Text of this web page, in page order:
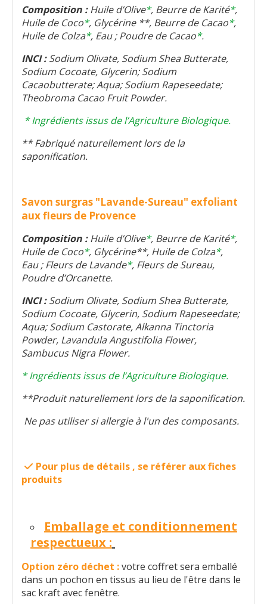
Composition :Huile d’Olive*, Beurre de Karité*,
Huile de Coco*, Glycérine **, Beurre de Cacao*,
Huile de Colza*, Eau ; Poudre de Cacao*.
INCI :Sodium Olivate, Sodium Shea Butterate,
Sodium Cocoate, Glycerin; Sodium
Cacaobutterate; Aqua; Sodium Rapeseedate;
Theobroma Cacao Fruit Powder.
* Ingrédients issus de l’Agriculture Biologique.
** Fabriqué naturellement lors de la
saponification.
Savon surgras "Lavande-Sureau" exfoliant
aux fleurs de Provence
Composition :Huile d’Olive*, Beurre de Karité*,
Huile de Coco*, Glycérine**, Huile de Colza*,
Eau ; Fleurs de Lavande*, Fleurs de Sureau,
Poudre d’Orcanette.
INCI :Sodium Olivate, Sodium Shea Butterate,
Sodium Cocoate, Glycerin, Sodium Rapeseedate;
Aqua; Sodium Castorate, Alkanna Tinctoria
Powder, Lavandula Angustifolia Flower,
Sambucus Nigra Flower.
* Ingrédients issus de l’Agriculture Biologique.
**Produit naturellement lors de la saponification.
Ne pas utiliser si allergie à l'un des composants.
 Pour plus de détails , se référer aux fiches
produits
Emballage et conditionnement
respectueux :
Option zéro déchet :votre coffret sera emballé
dans un pochon en tissus au lieu de l'être dans le
sac kraft avec fenêtre.